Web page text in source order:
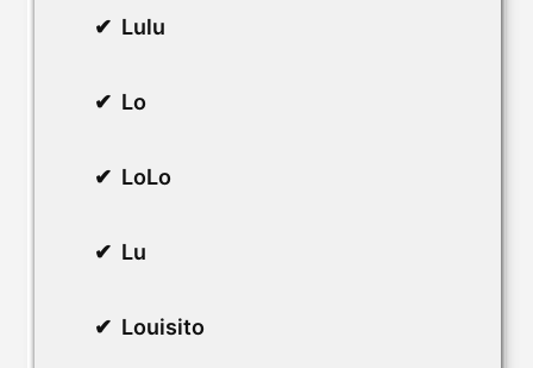
Lulu
Lo
LoLo
Lu
Louisito